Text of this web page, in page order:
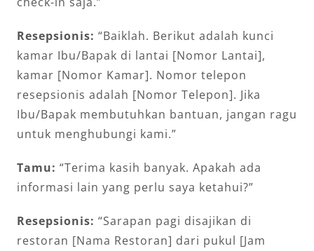
Resepsionis: “Baiklah. Berikut adalah kunci
kamar Ibu/Bapak di lantai [Nomor Lantai],
kamar [Nomor Kamar]. Nomor telepon
resepsionis adalah [Nomor Telepon]. Jika
Ibu/Bapak membutuhkan bantuan, jangan ragu
untuk menghubungi kami.”
Tamu: “Terima kasih banyak. Apakah ada
informasi lain yang perlu saya ketahui?”
Resepsionis: “Sarapan pagi disajikan di
restoran [Nama Restoran] dari pukul [Jam